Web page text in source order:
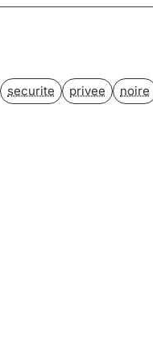
securite privee noire